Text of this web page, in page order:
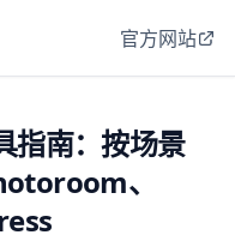
官方网站
指南：按场景
、